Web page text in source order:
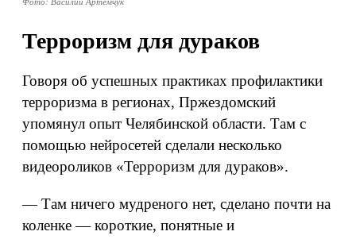
Терроризм для дураков
Говоря об успешных практиках профилактики
терроризма в регионах, Пржездомский
упомянул опыт Челябинской области. Там с
помощью нейросетей сделали несколько
видеороликов «Терроризм для дураков».
— Там ничего мудреного нет, сделано почти на
коленке — короткие, понятные и